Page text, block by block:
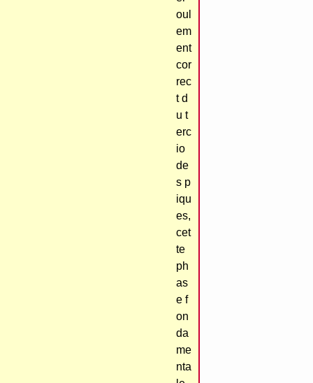
oul
em
ent
cor
rec
t d
u t
erc
io
de
s p
iqu
es,
cet
te
ph
as
e f
on
da
me
nta